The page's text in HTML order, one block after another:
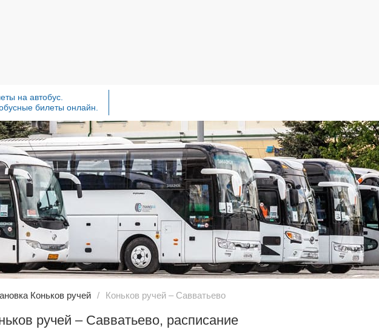
на автобус.
билеты онлайн.
Коньков ручей Коньков ручей – Савватьево
ручей – Савватьево, расписание